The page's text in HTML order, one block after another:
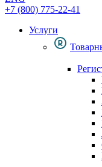
+7 (800) 775-22-41
Услуги